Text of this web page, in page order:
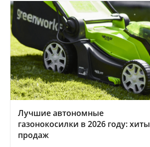
Лучшие автономные
газонокосилки в 2026 году: хиты
продаж